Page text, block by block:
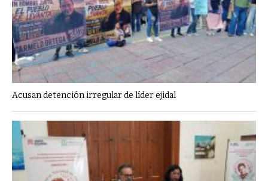
Acusan detención irregular de líder ejidal